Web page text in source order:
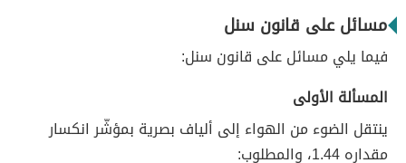
مسائل على قانون سنل
فيما يلي مسائل على قانون سنل:
المسألة الأولى
ينتقل الضوء من الهواء إلى ألياف بصرية بمؤشّر انكسار
مقداره 1.44، والمطلوب: